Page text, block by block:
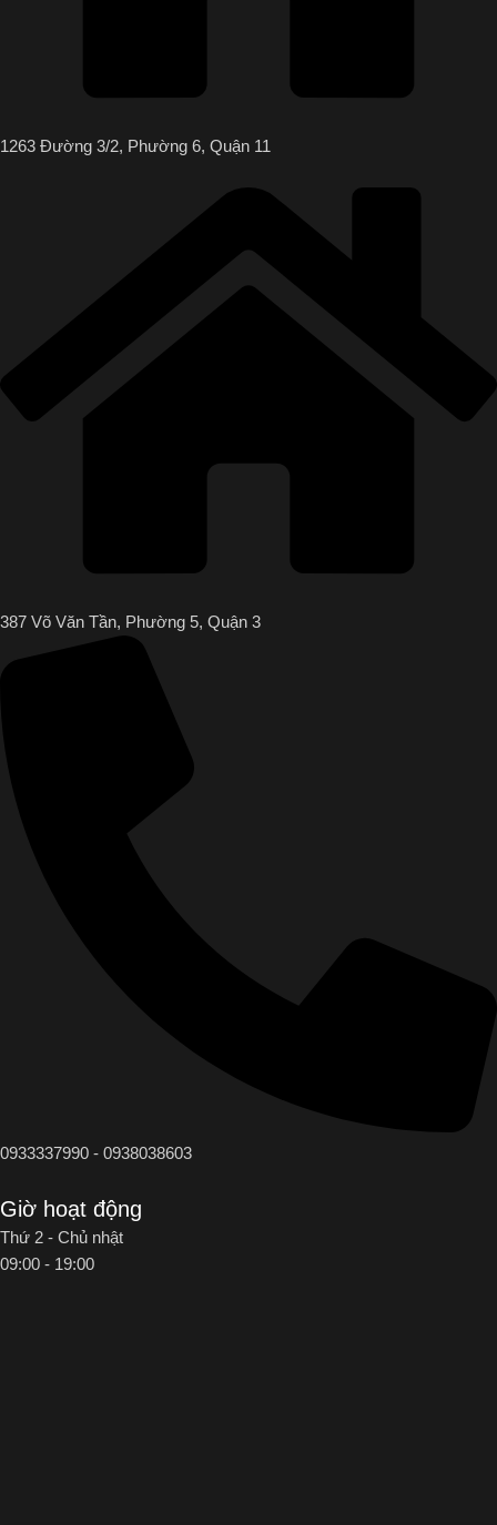
1263 Đường 3/2, Phường 6, Quận 11
387 Võ Văn Tần, Phường 5, Quận 3
0933337990 - 0938038603
Giờ hoạt động
Thứ 2 - Chủ nhật
09:00 - 19:00